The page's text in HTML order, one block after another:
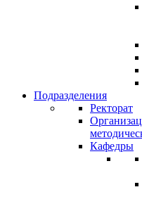
Подразделения
Ректорат
Кафедры